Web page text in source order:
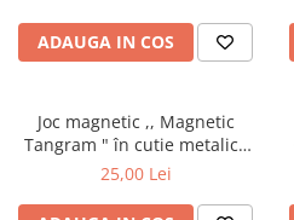
ADAUGA IN COS
Joc magnetic ,, Magnetic
Tangram " în cutie metalică
pentru călătorii
25,00 Lei